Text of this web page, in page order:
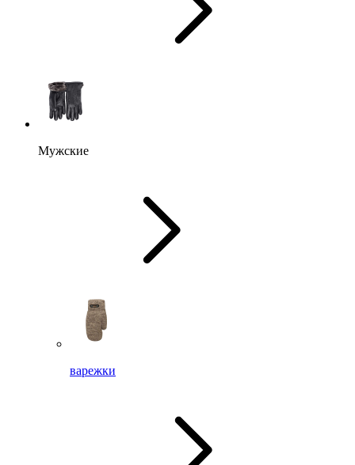
Мужские
варежки